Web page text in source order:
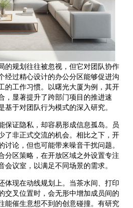
的规划往往被忽视，但它对团队协作
经过精心设计的办公分区能够促进沟
的工作习惯。以曙光大厦为例，其开
，显著提升了跨部门项目的推进速
基于对团队行为模式的深入研究。
保证隐私，却容易形成信息孤岛。员
了非正式交流的机会。相比之下，开
论，但也可能带来噪音干扰问题。
分区策略，在开放区域之外设置专注
会议室，以满足不同场景的需求。
体现在动线规划上。当茶水间、打印
交叉位置时，会无形中增加成员间的
能催生意想不到的创意碰撞。有研究